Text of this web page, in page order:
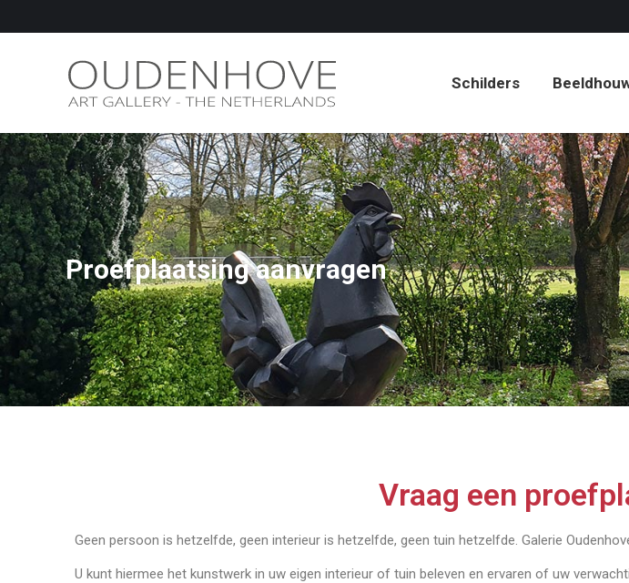
Schilders
Proefplaatsing aanvragen
Vraag een
Geen persoon is hetzelfde, geen interieur is hetzelfde, geen tuin hetzelfde. Galerie
U kunt hiermee het kunstwerk in uw eigen interieur of tuin beleven en ervaren of uw
Schilders